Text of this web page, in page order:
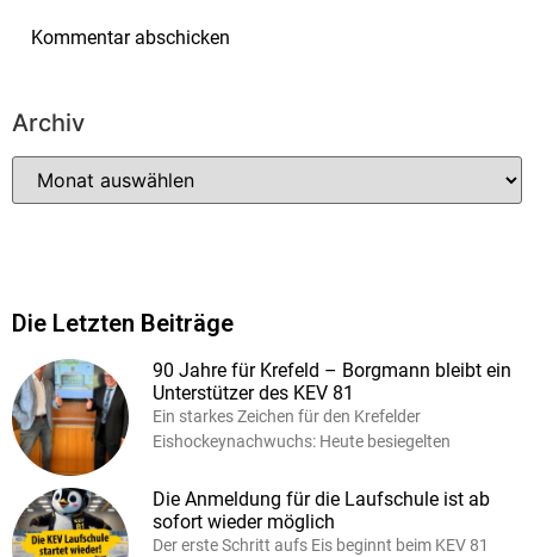
Archiv
Die Letzten Beiträge
90 Jahre für Krefeld – Borgmann bleibt ein
Unterstützer des KEV 81
Ein starkes Zeichen für den Krefelder
Eishockeynachwuchs: Heute besiegelten
Die Anmeldung für die Laufschule ist ab
sofort wieder möglich
Der erste Schritt aufs Eis beginnt beim KEV 81